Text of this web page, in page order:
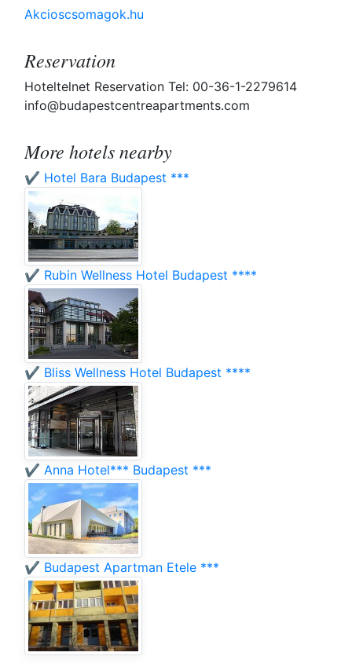
Akcioscsomagok.hu
Reservation
Hoteltelnet Reservation Tel: 00-36-1-2279614
info@budapestcentreapartments.com
More hotels nearby
✔️ Hotel Bara Budapest ***
✔️ Rubin Wellness Hotel Budapest ****
✔️ Bliss Wellness Hotel Budapest ****
✔️ Anna Hotel*** Budapest ***
✔️ Budapest Apartman Etele ***